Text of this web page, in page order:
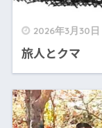
2026年3月30日
旅人とクマ